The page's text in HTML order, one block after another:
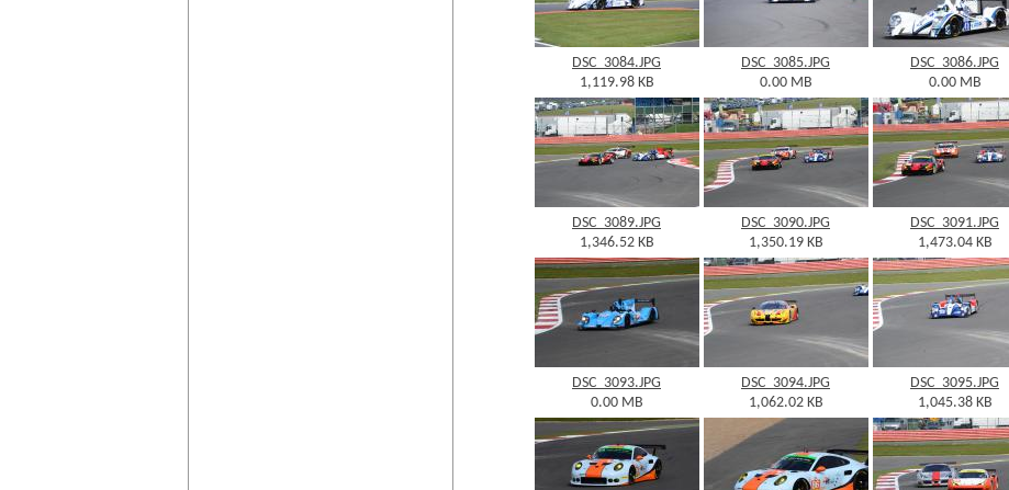
DSC_3084.JPG
1,119.98 KB
DSC_3085.JPG
0.00 MB
DSC_3086.JPG
0.00 MB
DSC_3089.JPG
1,346.52 KB
DSC_3090.JPG
1,350.19 KB
DSC_3091.JPG
1,473.04 KB
DSC_3093.JPG
0.00 MB
DSC_3094.JPG
1,062.02 KB
DSC_3095.JPG
1,045.38 KB